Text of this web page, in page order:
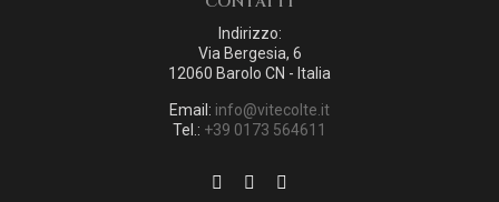
Indirizzo:
Via Bergesia, 6
12060 Barolo CN - Italia
Email: info@vitecolte.it
Tel.: +39 0173 564611